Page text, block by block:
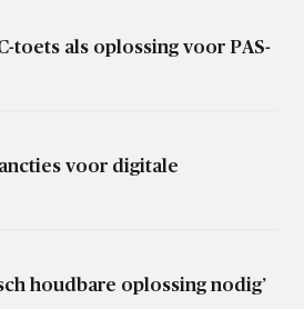
toets als oplossing voor PAS-
voor digitale
houdbare oplossing nodig’